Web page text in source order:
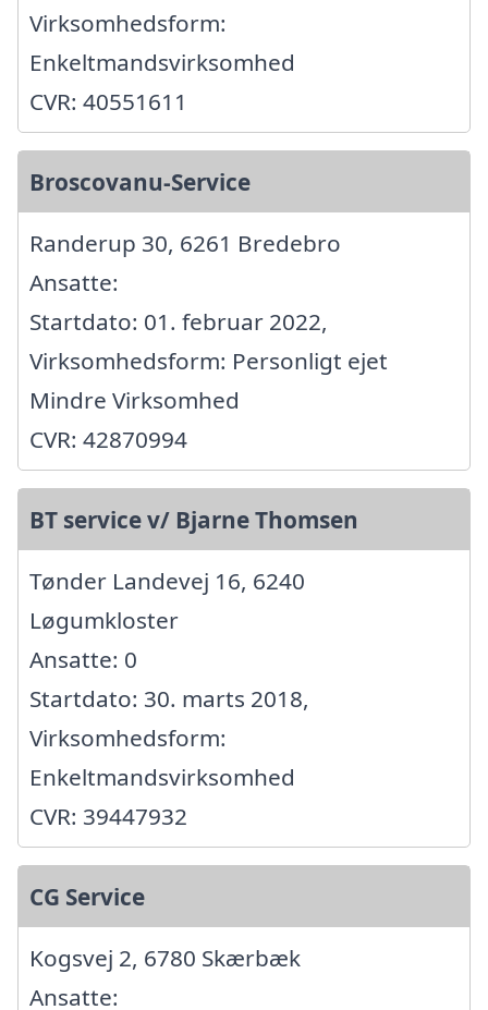
Virksomhedsform:
Enkeltmandsvirksomhed
CVR: 40551611
Broscovanu-Service
Randerup 30, 6261 Bredebro
Ansatte:
Startdato: 01. februar 2022,
Virksomhedsform: Personligt ejet
Mindre Virksomhed
CVR: 42870994
BT service v/ Bjarne Thomsen
Tønder Landevej 16, 6240
Løgumkloster
Ansatte: 0
Startdato: 30. marts 2018,
Virksomhedsform:
Enkeltmandsvirksomhed
CVR: 39447932
CG Service
Kogsvej 2, 6780 Skærbæk
Ansatte: